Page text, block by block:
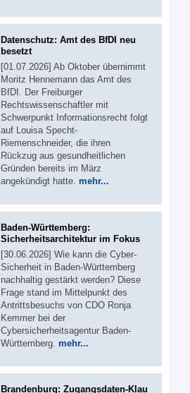
Datenschutz: Amt des BfDI neu
besetzt
[01.07.2026] Ab Oktober übernimmt
Moritz Hennemann das Amt des
BfDI. Der Freiburger
Rechtswissenschaftler mit
Schwerpunkt Informationsrecht folgt
auf Louisa Specht-
Riemenschneider, die ihren
Rückzug aus gesundheitlichen
Gründen bereits im März
angekündigt hatte. mehr...
Baden-Württemberg:
Sicherheitsarchitektur im Fokus
[30.06.2026] Wie kann die Cyber-
Sicherheit in Baden-Württemberg
nachhaltig gestärkt werden? Diese
Frage stand im Mittelpunkt des
Antrittsbesuchs von CDO Ronja
Kemmer bei der
Cybersicherheitsagentur Baden-
Württemberg. mehr...
Brandenburg: Zugangsdaten-Klau